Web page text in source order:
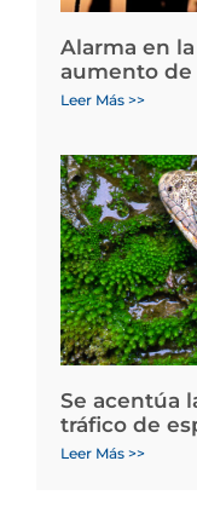
Alarma en
aumento de
Leer Más >>
Se acentúa
tráfico de
Leer Más >>